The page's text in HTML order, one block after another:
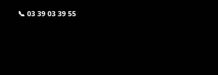
📞 03 39 03 39 55